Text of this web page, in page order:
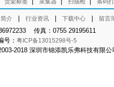
货架标签 采集器 扫描枪 条码
介 行业资讯 下载中心 留言
传真：0755 29195611
号： 粤ICP备13015298号-5
2018 深圳市锦添凯乐弗科技有限